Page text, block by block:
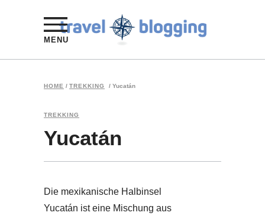
MENU
HOME / TREKKING / Yucatán
TREKKING
Yucatán
Die mexikanische Halbinsel
Yucatán ist eine Mischung aus